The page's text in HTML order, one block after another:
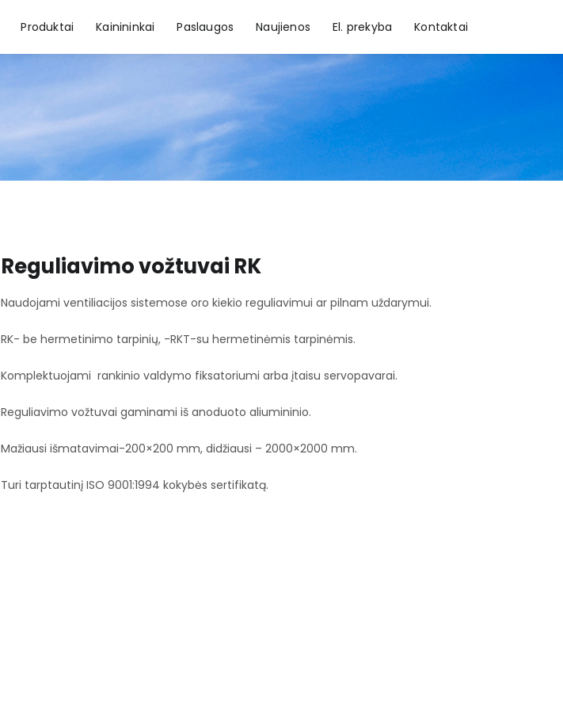
Produktai Kainininkai Paslaugos Naujienos El. prekyba Kontaktai
Reguliavimo vožtuvai RK
Naudojami ventiliacijos sistemose oro kiekio reguliavimui ar pilnam uždarymui.
RK- be hermetinimo tarpinių, -RKT-su hermetinėmis tarpinėmis.
Komplektuojami rankinio valdymo fiksatoriumi arba įtaisu servopavarai.
Reguliavimo vožtuvai gaminami iš anoduoto aliumininio.
Mažiausi išmatavimai-200×200 mm, didžiausi – 2000×2000 mm.
Turi tarptautinį ISO 9001:1994 kokybės sertifikatą.